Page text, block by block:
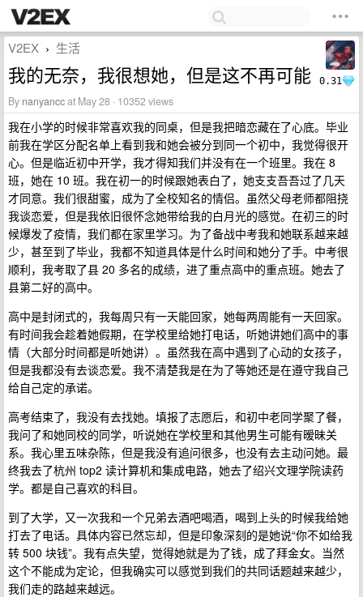
0.31
V2EX › 生活
我的无奈，我很想她，但是这不再可能
By nanyanccat May 28 · 10352 views
我在小学的时候非常喜欢我的同桌，但是我把暗恋藏在了心底。毕业
前我在学区分配名单上看到我和她会被分到同一个初中，我觉得很开
心。但是临近初中开学，我才得知我们并没有在一个班里。我在 8
班，她在 10 班。我在初一的时候跟她表白了，她支支吾吾过了几天
才同意。我们很甜蜜，成为了全校知名的情侣。虽然父母老师都阻挠
我谈恋爱，但是我依旧很怀念她带给我的白月光的感觉。在初三的时
候爆发了疫情，我们都在家里学习。为了备战中考我和她联系越来越
少，甚至到了毕业，我都不知道具体是什么时间和她分了手。中考很
顺利，我考取了县 20 多名的成绩，进了重点高中的重点班。她去了
县第二好的高中。
高中是封闭式的，我每周只有一天能回家，她每两周能有一天回家。
有时间我会趁着她假期，在学校里给她打电话，听她讲她们高中的事
情（大部分时间都是听她讲）。虽然我在高中遇到了心动的女孩子，
但是我都没有去谈恋爱。我不清楚我是在为了等她还是在遵守我自己
给自己定的承诺。
高考结束了，我没有去找她。填报了志愿后，和初中老同学聚了餐，
我问了和她同校的同学，听说她在学校里和其他男生可能有暧昧关
系。我心里五味杂陈，但是我没有追问很多，也没有去主动问她。最
终我去了杭州 top2 读计算机和集成电路，她去了绍兴文理学院读药
学。都是自己喜欢的科目。
到了大学，又一次我和一个兄弟去酒吧喝酒，喝到上头的时候我给她
打去了电话。具体内容已然忘却，但是印象深刻的是她说“你不如给我
转 500 块钱”。我有点失望，觉得她就是为了钱，成了拜金女。当然
这个不能成为定论，但我确实可以感觉到我们的共同话题越来越少，
我们走的路越来越远。